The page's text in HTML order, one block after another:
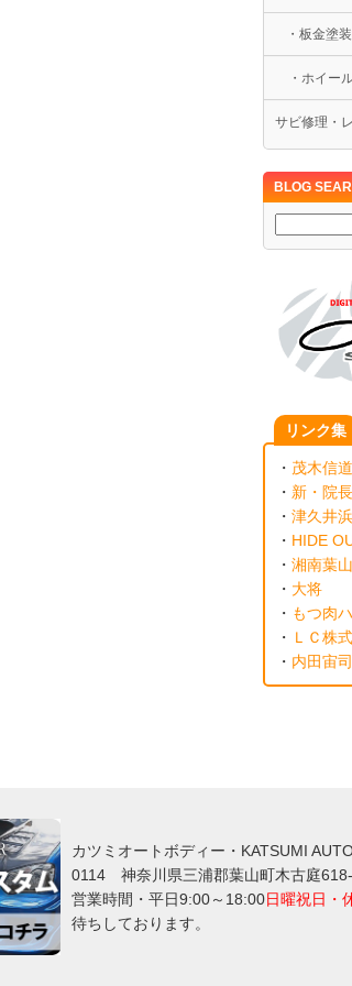
・板金塗
・ホイール
サビ修理・
BLOG
リンク集
・ 茂木信
・ 新・院
・ 津久井
・ HIDE
・ 湘南葉
・ 大将
・ もつ肉
・ ＬＣ株
・ 内田宙
カツミオートボディー・KATSUMI
0114 神奈川県三浦郡葉山町木古庭
営業時間・平日9:00～18:00日曜祝日・
待ちしております。